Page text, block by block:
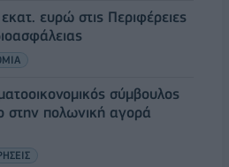
ευρώ στις Περιφέρειες
σύμβουλος
στην πολωνική αγορά